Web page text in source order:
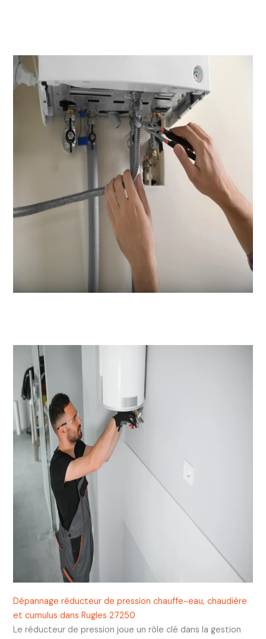
Dépannage réducteur de pression chauffe-eau, chaudière
et cumulus dans Rugles 27250
Le réducteur de pression joue un rôle clé dans la gestion